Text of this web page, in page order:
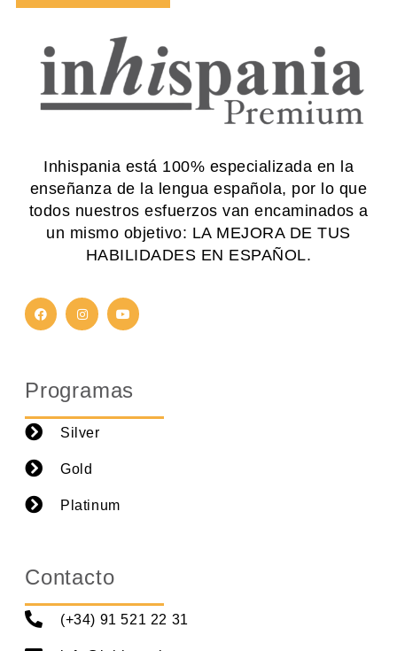
a
v
í
o
Inhispania está 100% especializada en la
enseñanza de la lengua española, por lo que
todos nuestros esfuerzos van encaminados a
un mismo objetivo: LA MEJORA DE TUS
HABILIDADES EN ESPAÑOL.
Programas
Silver
Gold
Platinum
Contacto
(+34) 91 521 22 31